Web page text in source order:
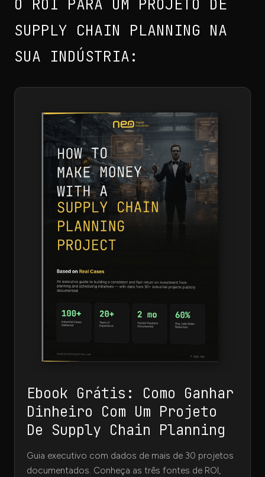
O ROI PARA UM PROJETO DE
SUPPLY CHAIN PLANNING NA
SUA INDÚSTRIA:
Ebook Grátis: Como Ganhar
Dinheiro Com Um Projeto
De Supply Chain Planning
Guia executivo com dados de mais de 30 projetos
documentados. Conheça as três fontes de ROI,